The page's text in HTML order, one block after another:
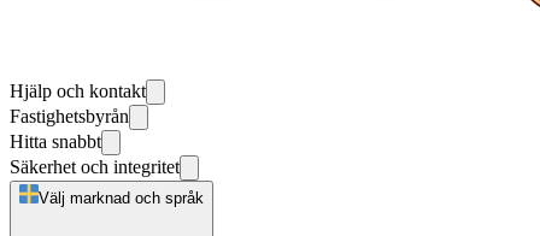
Hjälp och kontakt
Fastighetsbyrån
Hitta snabbt
Säkerhet och integritet
Välj marknad och språk